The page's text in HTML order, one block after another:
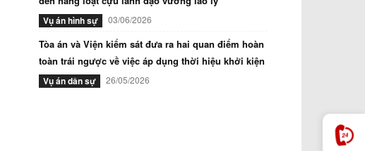
Vụ án hình sự 03/06/2026
Tòa án và Viện kiểm sát đưa ra hai quan điểm hoàn
toàn trái ngược về việc áp dụng thời hiệu khởi kiện
Vụ án dân sự 26/05/2026